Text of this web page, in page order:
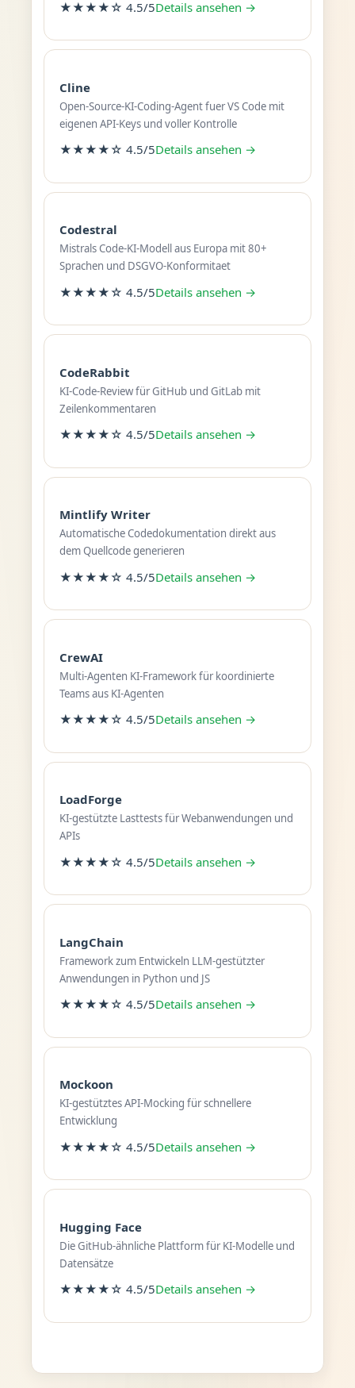
★★★★☆ 4.5/5Details ansehen →
Cline
Open-Source-KI-Coding-Agent fuer VS Code mit
eigenen API-Keys und voller Kontrolle
★★★★☆ 4.5/5Details ansehen →
Codestral
Mistrals Code-KI-Modell aus Europa mit 80+
Sprachen und DSGVO-Konformitaet
★★★★☆ 4.5/5Details ansehen →
CodeRabbit
KI-Code-Review für GitHub und GitLab mit
Zeilenkommentaren
★★★★☆ 4.5/5Details ansehen →
Mintlify Writer
Automatische Codedokumentation direkt aus
dem Quellcode generieren
★★★★☆ 4.5/5Details ansehen →
CrewAI
Multi-Agenten KI-Framework für koordinierte
Teams aus KI-Agenten
★★★★☆ 4.5/5Details ansehen →
LoadForge
KI-gestützte Lasttests für Webanwendungen und
APIs
★★★★☆ 4.5/5Details ansehen →
LangChain
Framework zum Entwickeln LLM-gestützter
Anwendungen in Python und JS
★★★★☆ 4.5/5Details ansehen →
Mockoon
KI-gestütztes API-Mocking für schnellere
Entwicklung
★★★★☆ 4.5/5Details ansehen →
Hugging Face
Die GitHub-ähnliche Plattform für KI-Modelle und
Datensätze
★★★★☆ 4.5/5Details ansehen →